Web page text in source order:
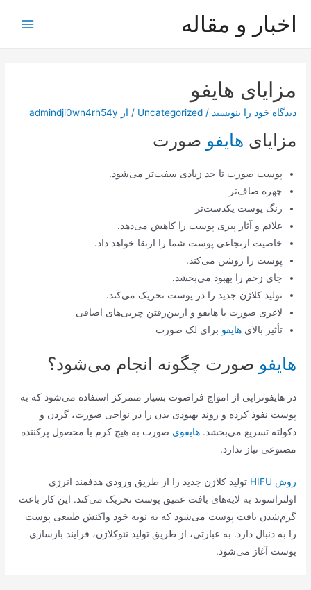
اخبار و مقاله
مزایای هایفو
دیدگاه‌ خود را بنویسید /
Uncategorized / از admindji0wn4rh54y
مزایای هایفو صورت
پوست صورت تا حد زیادی سفت‌تر می‌شود.
چهره صاف‌تر
رنگ پوست یکدست‌تر
علائم و آثار پیری پوست را کاهش می‌دهد.
خاصیت ارتجاعی پوست شما را ارتقا خواهد داد.
پوست را روشن می‌کند.
جای زخم را بهبود می‌بخشد.
تولید کلاژن جدید را در پوست تحریک می‌کند.
لاغری صورت با هایفو و ازبین‌رفتن چربی‌های اضافی
تأثیر بالایهایفو برای لک صورت
هایفو صورت چگونه انجام می‌شود؟
در هایفوتراپی از امواج فراصوت بسیار متمرکز استفاده می‌شود که به
پوست نفوذ کرده و روند بهبودی بدن را در نواحی صورت، گردن و
دکولته تسریع می‌بخشد.هایفوی صورت به هیچ کرم یا محصول پرکننده
مصنوعی نیاز ندارد.
روش HIFU
تولید کلاژن جدید را از طریق ورودی هدفمند انرژی
اولتراسوند به لایه‌های بافت عمیق پوست تحریک می‌کند. این کار باعث
گرم‌شدن بافت پوست می‌شود که به نوبه خود واکنش طبیعی پوست
را به دنبال دارد. به عبارتی، از طریق تولید نئوکلاژن، فرایند بازسازی
پوست آغاز می‌شود.